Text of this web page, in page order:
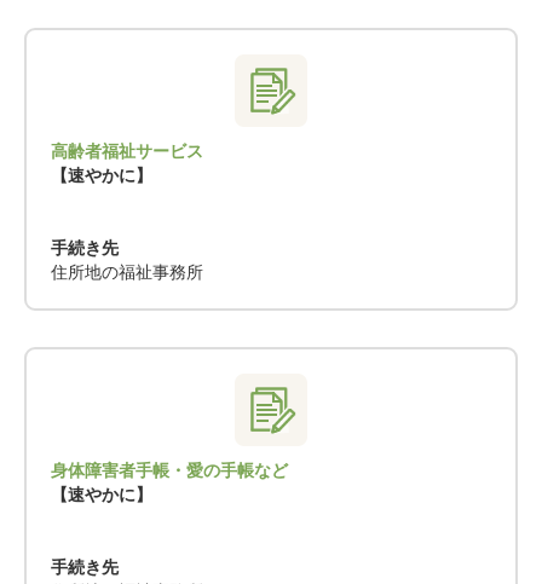
高齢者福祉サービス
【速やかに】
手続き先
住所地の福祉事務所
身体障害者手帳・愛の手帳など
【速やかに】
手続き先